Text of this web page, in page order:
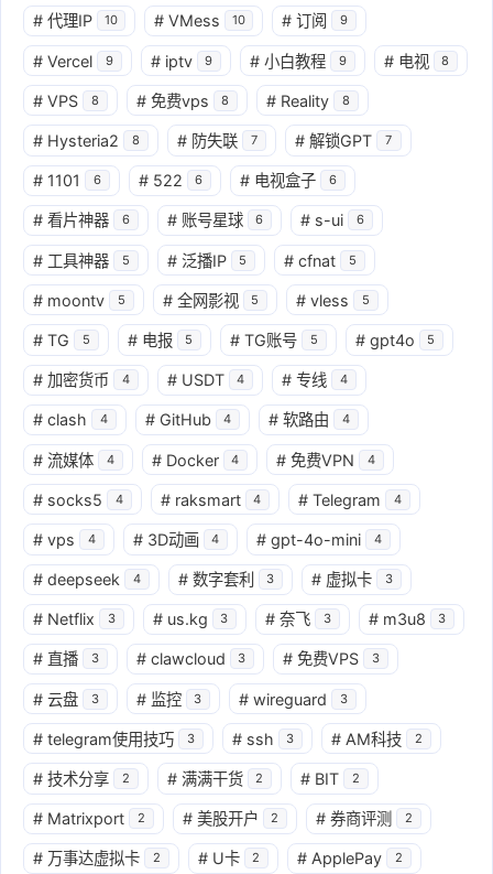
# 代理IP 10 # VMess 10 # 订阅 9
# Vercel 9 # iptv 9 # 小白教程 9 # 电视 8
# VPS 8 # 免费vps 8 # Reality 8
# Hysteria2 8 # 防失联 7 # 解锁GPT 7
# 1101 6 # 522 6 # 电视盒子 6
# 看片神器 6 # 账号星球 6 # s-ui 6
# 工具神器 5 # 泛播IP 5 # cfnat 5
# moontv 5 # 全网影视 5 # vless 5
# TG 5 # 电报 5 # TG账号 5 # gpt4o 5
# 加密货币 4 # USDT 4 # 专线 4
# clash 4 # GitHub 4 # 软路由 4
# 流媒体 4 # Docker 4 # 免费VPN 4
# socks5 4 # raksmart 4 # Telegram 4
# vps 4 # 3D动画 4 # gpt-4o-mini 4
# deepseek 4 # 数字套利 3 # 虚拟卡 3
# Netflix 3 # us.kg 3 # 奈飞 3 # m3u8 3
# 直播 3 # clawcloud 3 # 免费VPS 3
# 云盘 3 # 监控 3 # wireguard 3
# telegram使用技巧 3 # ssh 3 # AM科技 2
# 技术分享 2 # 满满干货 2 # BIT 2
# Matrixport 2 # 美股开户 2 # 券商评测 2
# 万事达虚拟卡 2 # U卡 2 # ApplePay 2